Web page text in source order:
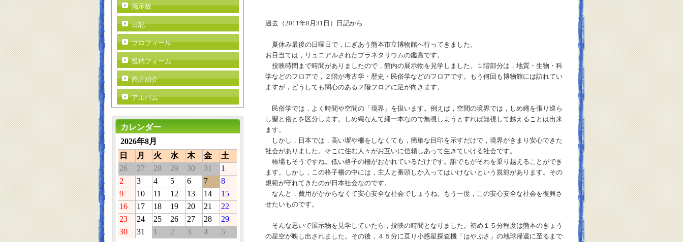
過去（2011 年8 月 31 日）日記から
夏休み最後の日曜日で，にぎあう熊本市立博物館へ行ってきました。
お目当ては，リュニアルされたプラネタリウムの鑑賞です。
投映時間まで時間がありましたので，館内の展示物を見学しました。１階部分は，地質・生物・科
学などのフロアで，２階が考古学・歴史・民俗学などのフロアです。もう何回も博物館には訪れてい
ますが，どうしても関心のある２階フロアに足が向きます。
民俗学では，よく時間や空間の「境界」を扱います。例えば，空間の境界では，しめ縄を張り巡ら
し聖と俗とを区分します。しめ縄なんて縄一本なので無視しようとすれば無視して越えることは出来
ます。
しかし，日本では，高い塀や柵をしなくても，簡単な目印を示すだけで，境界がきまり安心できた
社会がありました。そこに住む人々がお互いに信頼しあって生きていける社会です。
帳場もそうですね。低い格子の柵がおかれているだけです。誰でもがそれを乗り越えることができ
ます。しかし，この格子柵の中には，主人と番頭しか入ってはいけないという規範があります。その
規範が守れてきたのが日本社会なのです。
なんと，費用がかからなくて安心安全な社会でしょうね。もう一度，この安心安全な社会を復興さ
せたいものです。
そんな思いで展示物を見学していたら，投映の時間となりました。初め１５分程度は熊本のきょう
の星空が映し出されました。その後，４５分に亘り小惑星探査機「はやぶさ」の地球帰還に至るまで
掲示板
日記
プロフィール
投稿フォーム
商品紹介
アルバム
カレンダー
2026年8月
日
月 火 水 木 金
土
26
27 28 29 30 31
1
2
3 4 5 6 7
8
9
10 11 12 13 14
15
16
17 18 19 20 21
22
23
24 25 26 27 28
29
30
31 1 2 3 4 5